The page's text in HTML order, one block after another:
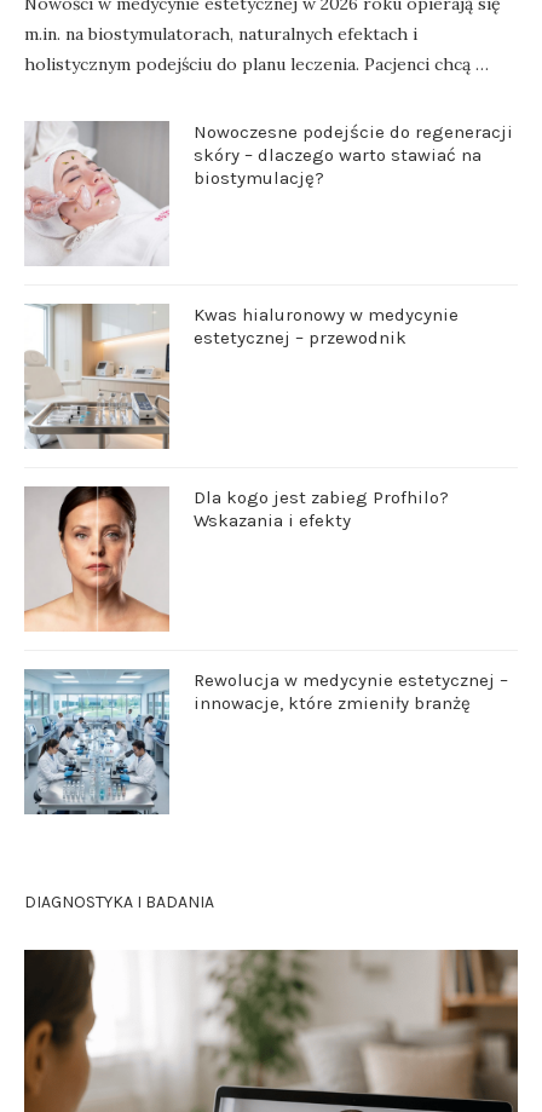
m.in. na biostymulatorach, naturalnych efektach i
holistycznym podejściu do planu leczenia. Pacjenci chcą …
Nowoczesne podejście do regeneracji
skóry – dlaczego warto stawiać na
biostymulację?
Kwas hialuronowy w medycynie
estetycznej – przewodnik
Dla kogo jest zabieg Profhilo?
Wskazania i efekty
Rewolucja w medycynie estetycznej –
innowacje, które zmieniły branżę
DIAGNOSTYKA I BADANIA